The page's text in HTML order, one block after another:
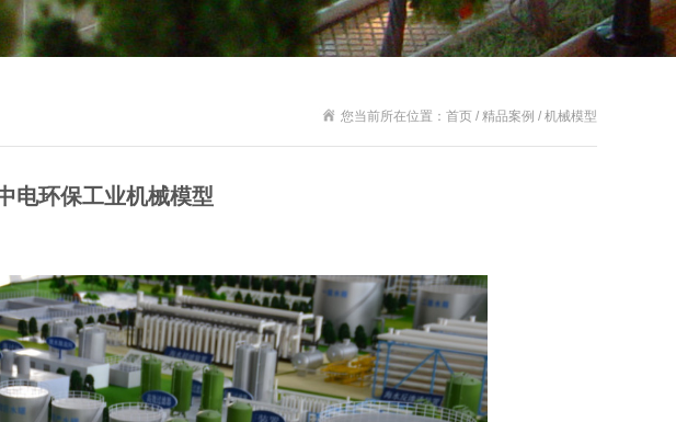
您当前所在位置：首页 / 精品案例 / 机械模型
电环保工业机械模型